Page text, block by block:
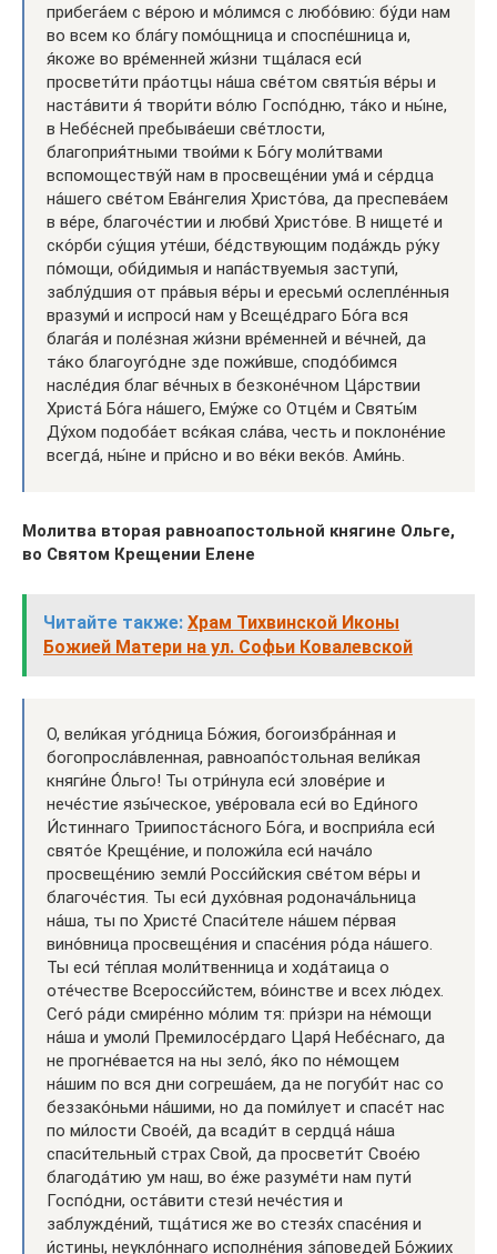
прибега́ем с ве́рою и мо́лимся с любо́вию: бу́ди нам
во всем ко бла́гу помо́щница и споспе́шница и,
я́коже во вре́менней жи́зни тща́лася еси́
просвети́ти пра́отцы на́ша све́том святы́я ве́ры и
наста́вити я́ твори́ти во́лю Госпо́дню, та́ко и ны́не,
в Небе́сней пребыва́еши све́тлости,
благоприя́тными твои́ми к Бо́гу моли́твами
вспомоществу́й нам в просвеще́нии ума́ и се́рдца
на́шего све́том Ева́нгелия Христо́ва, да преспева́ем
в ве́ре, благоче́стии и любви́ Христо́ве. В нищете́ и
ско́рби су́щия уте́ши, бе́дствующим пода́ждь ру́ку
по́мощи, оби́димыя и напа́ствуемыя заступи́,
заблу́дшия от пра́выя ве́ры и ересьми́ ослепле́нныя
вразуми́ и испроси́ нам у Всеще́драго Бо́га вся
блага́я и поле́зная жи́зни вре́менней и ве́чней, да
та́ко благоуго́дне зде пожи́вше, сподо́бимся
насле́дия благ ве́чных в безконе́чном Ца́рствии
Христа́ Бо́га на́шего, Ему́же со Отце́м и Святы́м
Ду́хом подоба́ет вся́кая сла́ва, честь и поклоне́ние
всегда́, ны́не и при́сно и во ве́ки веко́в. Ами́нь.
Молитва вторая равноапостольной княгине Ольге,
во Святом Крещении Елене
Читайте также: Храм Тихвинской Иконы
Божией Матери на ул. Софьи Ковалевской
О, вели́кая уго́дница Бо́жия, богоизбра́нная и
богопросла́вленная, равноапо́стольная вели́кая
княги́не О́льго! Ты отри́нула еси́ злове́рие и
нече́стие язы́ческое, уве́ровала еси́ во Еди́ного
И́стиннаго Триипоста́сного Бо́га, и восприя́ла еси́
свято́е Креще́ние, и положи́ла еси́ нача́ло
просвеще́нию земли́ Росси́йския све́том ве́ры и
благоче́стия. Ты еси́ духо́вная родонача́льница
на́ша, ты по Христе́ Спаси́теле на́шем пе́рвая
вино́вница просвеще́ния и спасе́ния ро́да на́шего.
Ты еси́ те́плая моли́твенница и хода́таица о
оте́честве Всеросси́йстем, во́инстве и всех лю́дех.
Сего́ ра́ди смире́нно мо́лим тя: при́зри на не́мощи
на́ша и умоли́ Премилосе́рдаго Царя́ Небе́снаго, да
не прогне­́вается на ны зело́, я́ко по не́мощем
на́шим по вся дни согреша́ем, да не погуби́т нас со
беззако́ньми на́шими, но да поми́лует и спасе́т нас
по ми́лости Свое́й, да всади́т в сердца́ на́ша
спаси́тельный страх Свой, да просвети́т Свое́ю
благода́тию ум наш, во е́же разуме́ти нам пути́
Госпо́дни, оста́вити стези́ нече́стия и
заблужде́ний, тща́тися же во стезя́х спасе́ния и
и́стины, неукло́ннаго исполне́ния за́поведей Бо́жиих